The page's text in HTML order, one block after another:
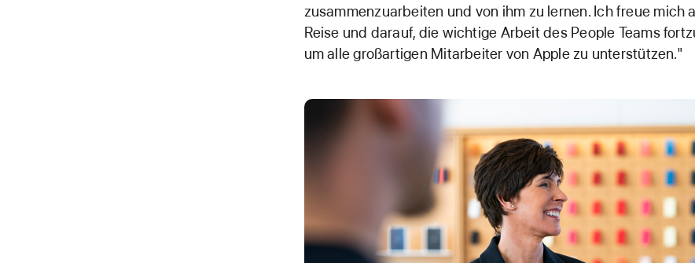
zusammenzuarbeiten und von ihm zu lernen. Ich freue mich
Reise und darauf, die wichtige Arbeit des People Teams
um alle großartigen Mitarbeiter von Apple zu unterstützen."